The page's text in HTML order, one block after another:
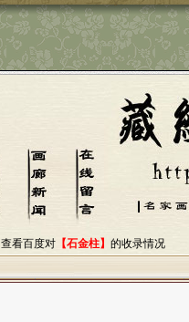
查看百度对【石金柱】 的收录情况